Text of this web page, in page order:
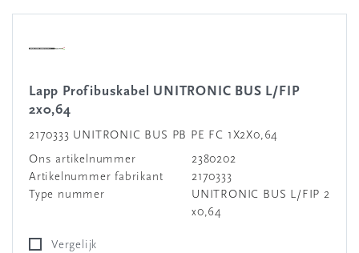
Lapp Profibuskabel UNITRONIC BUS L/FIP
2x0,64
2170333 UNITRONIC BUS PB PE FC 1X2X0,64
Ons artikelnummer
2380202
Artikelnummer fabrikant
2170333
Type nummer
UNITRONIC BUS L/FIP 2
x0,64
Vergelijk